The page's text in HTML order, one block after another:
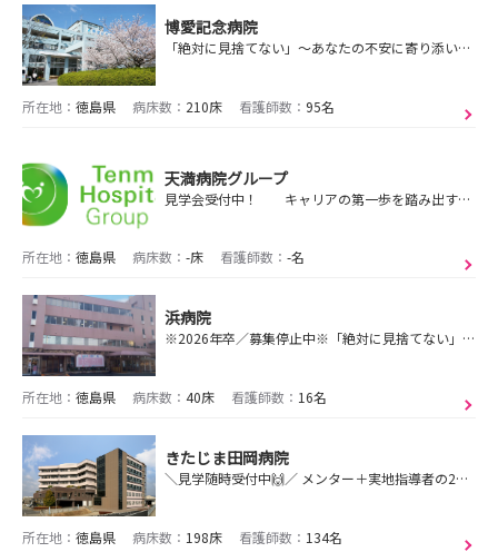
博愛記念病院
「絶対に見捨てない」～あなたの不安に寄り添い、生涯を通じた質の高い医療を提供します～
所在地： 徳島県 病床数： 210床 看護師数： 95名
天満病院グループ
見学会受付中！ キャリアの第一歩を踏み出すための貴重な機会をお見逃しなく！
所在地： 徳島県 病床数： -床 看護師数： -名
浜病院
※2026年卒／募集停止中※「絶対に見捨てない」～地域に寄り添い、患者中心の医療で安心を提供します～
所在地： 徳島県 病床数： 40床 看護師数： 16名
きたじま田岡病院
＼見学随時受付中🙌／ メンター＋実地指導者の2名体制で個別サポート💕平均月残業時間3時間未満👌2025年度育休復帰率95％！託児所完備！
所在地： 徳島県 病床数： 198床 看護師数： 134名